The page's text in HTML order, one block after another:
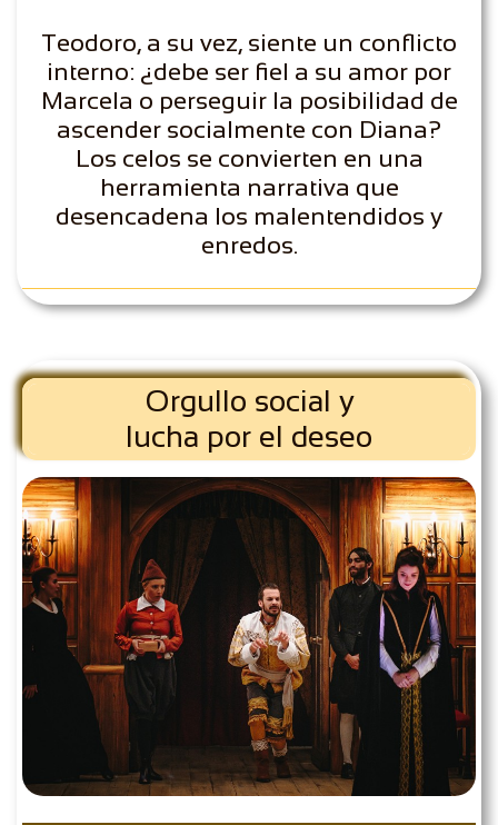
Teodoro, a su vez, siente un conflicto
interno: ¿debe ser fiel a su amor por
Marcela o perseguir la posibilidad de
ascender socialmente con Diana?
Los celos se convierten en una
herramienta narrativa que
desencadena los malentendidos y
enredos.
Orgullo social y
lucha por el deseo